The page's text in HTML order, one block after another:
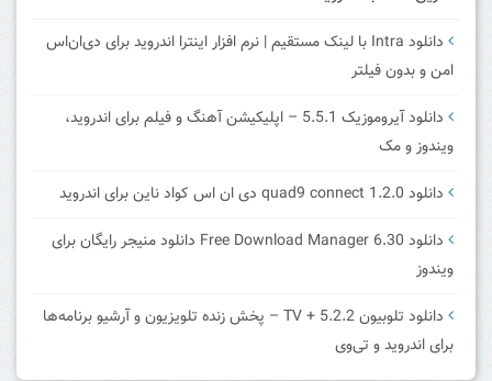
دانلود Intra با لینک مستقیم | نرم افزار اینترا اندروید برای دی‌ان‌اس
امن و بدون فیلتر
دانلود آیروموزیک 5.5.1 – اپلیکیشن آهنگ و فیلم برای اندروید،
ویندوز و مک
دانلود quad9 connect 1.2.0 دی ان اس کواد ناین برای اندروید
دانلود Free Download Manager 6.30 دانلود منیجر رایگان برای
ویندوز
دانلود تلوبیون 5.2.2 + TV – پخش زنده تلویزیون و آرشیو برنامه‌ها
برای اندروید و تی‌وی